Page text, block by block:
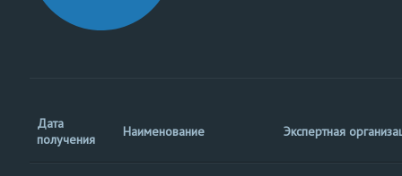
Дата
получения
Наименование Экспертная